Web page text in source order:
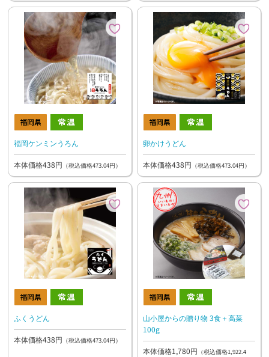
福岡ケンミンうろん
本体価格438円 （税込価格473.04円）
卵かけうどん
本体価格438円 （税込価格473.04円）
ふくうどん
本体価格438円 （税込価格473.04円）
山小屋からの贈り物 3食＋高菜
100g
本体価格1,780円 （税込価格1,922.4